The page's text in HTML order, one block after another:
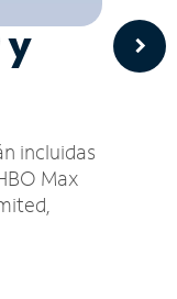
y
incluidas
Max